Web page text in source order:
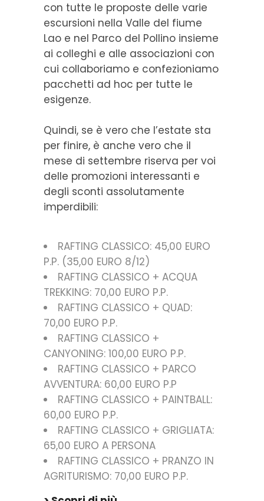
con tutte le proposte delle varie
escursioni nella Valle del fiume
Lao e nel Parco del Pollino insieme
ai colleghi e alle associazioni con
cui collaboriamo e confezioniamo
pacchetti ad hoc per tutte le
esigenze.
Quindi, se è vero che l’estate sta
per finire, è anche vero che il
mese di settembre riserva per voi
delle promozioni interessanti e
degli sconti assolutamente
imperdibili:
RAFTING CLASSICO: 45,00 EURO
P.P. (35,00 EURO 8/12)
RAFTING CLASSICO + ACQUA
TREKKING: 70,00 EURO P.P.
RAFTING CLASSICO + QUAD:
70,00 EURO P.P.
RAFTING CLASSICO +
CANYONING: 100,00 EURO P.P.
RAFTING CLASSICO + PARCO
AVVENTURA: 60,00 EURO P.P
RAFTING CLASSICO + PAINTBALL:
60,00 EURO P.P.
RAFTING CLASSICO + GRIGLIATA:
65,00 EURO A PERSONA
RAFTING CLASSICO + PRANZO IN
AGRITURISMO: 70,00 EURO P.P.